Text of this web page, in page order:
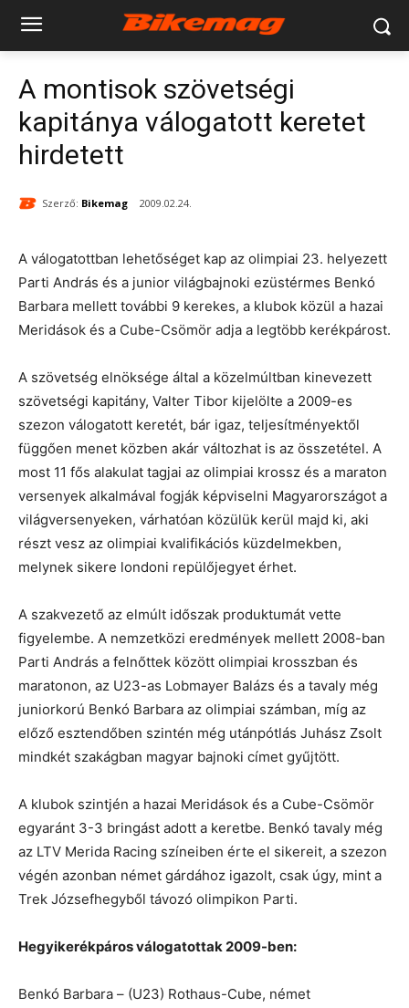
A montisok szövetségi
kapitánya válogatott keretet
hirdetett
Szerző: Bikemag 2009.02.24.
A válogatottban lehetőséget kap az olimpiai 23. helyezett
Parti András és a junior világbajnoki ezüstérmes Benkó
Barbara mellett további 9 kerekes, a klubok közül a hazai
Meridások és a Cube-Csömör adja a legtöbb kerékpárost.
A szövetség elnöksége által a közelmúltban kinevezett
szövetségi kapitány, Valter Tibor kijelölte a 2009-es
szezon válogatott keretét, bár igaz, teljesítményektől
függően menet közben akár változhat is az összetétel. A
most 11 fős alakulat tagjai az olimpiai krossz és a maraton
versenyek alkalmával fogják képviselni Magyarországot a
világversenyeken, várhatóan közülük kerül majd ki, aki
részt vesz az olimpiai kvalifikációs küzdelmekben,
melynek sikere londoni repülőjegyet érhet.
A szakvezető az elmúlt időszak produktumát vette
figyelembe. A nemzetközi eredmények mellett 2008-ban
Parti András a felnőttek között olimpiai krosszban és
maratonon, az U23-as Lobmayer Balázs és a tavaly még
juniorkorú Benkó Barbara az olimpiai számban, míg az
előző esztendőben szintén még utánpótlás Juhász Zsolt
mindkét szakágban magyar bajnoki címet gyűjtött.
A klubok szintjén a hazai Meridások és a Cube-Csömör
egyaránt 3-3 bringást adott a keretbe. Benkó tavaly még
az LTV Merida Racing színeiben érte el sikereit, a szezon
végén azonban német gárdához igazolt, csak úgy, mint a
Trek Józsefhegyből távozó olimpikon Parti.
Hegyikerékpáros válogatottak 2009-ben:
Benkó Barbara – (U23) Rothaus-Cube, német